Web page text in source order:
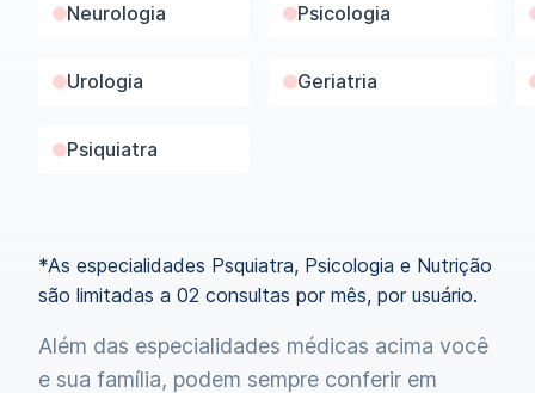
Neurologia Psicologia
Urologia Geriatria
Psiquiatra
*As especialidades Psquiatra, Psicologia e Nutrição
são limitadas a 02 consultas por mês, por usuário.
Além das especialidades médicas acima você
e sua família, podem sempre conferir em